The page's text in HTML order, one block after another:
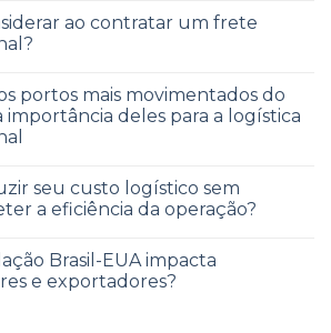
ao contratar um frete
portos mais movimentados do
importância deles para a logística
seu custo logístico sem
a eficiência da operação?
Brasil-EUA impacta
e exportadores?